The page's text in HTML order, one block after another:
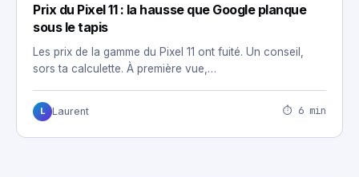
Prix du Pixel 11 : la hausse que Google planque
sous le tapis
Les prix de la gamme du Pixel 11 ont fuité. Un conseil,
sors ta calculette. À première vue,…
L Laurent ⏱ 6 min